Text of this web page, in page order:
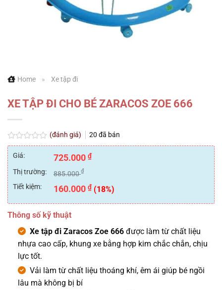
Home » Xe tập đi
XE TẬP ĐI CHO BÉ ZARACOS ZOE 666
Được
xếp
hạng
0
5
sao
(đánh giá) 20 đã bán
Giá: 725.000 ₫
Thị trường:
885.000₫
Tiết kiệm: 160.000 ₫ (18%)
Thông số kỹ thuật
Xe tập đi Zaracos Zoe 666được làm từ chất liệu
nhựa cao cấp, khung xe bằng hợp kim chắc chắn, chịu
lực tốt.
Vải làm từ chất liệu thoáng khí, êm ái giúp bé ngồi
lâu mà không bị bí